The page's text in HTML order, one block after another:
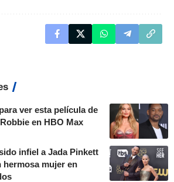
ver esta película de
en HBO Max
infiel a Jada Pinkett
mujer en